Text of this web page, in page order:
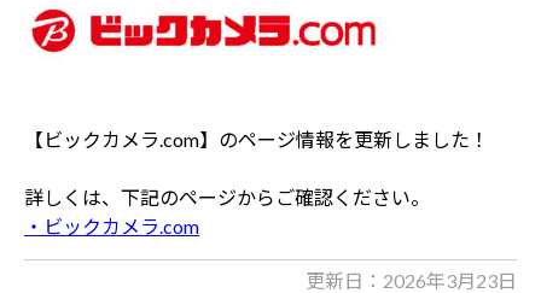
【ビックカメラ.com】のページ情報を更新しました！
詳しくは、下記のページからご確認ください。
・ビックカメラ.com
更新日：2026年3月23日